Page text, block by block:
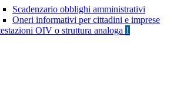
Scadenzario obblighi amministrativi
Oneri informativi per cittadini e imprese
OIV o struttura analoga 1